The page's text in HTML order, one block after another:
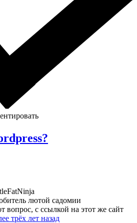
лютой садомии
вопрос, с ссылкой на этот же сайт
трёх лет назад